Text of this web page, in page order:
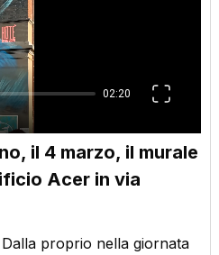
il 4 marzo, il murale
Acer in via
proprio nella giornata